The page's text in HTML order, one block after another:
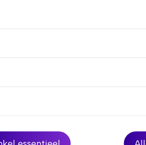
interessant
Klara
Anacura